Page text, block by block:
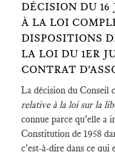
DÉCISION DU 16
À LA LOI
DISPOSITIONS
LA LOI DU 1ER
CONTRAT
La décision du Conseil
relative à la loi sur la
connue parce qu'elle a
Constitution de 1958
c'est-à-dire dans ce